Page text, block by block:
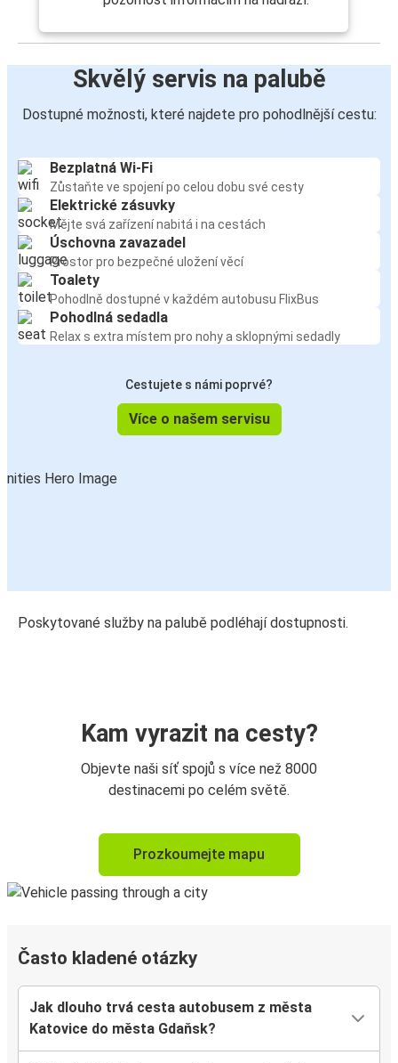
Skvělý servis na palubě
Dostupné možnosti, které najdete pro pohodlnější cestu:
Bezplatná Wi-Fi
Zůstaňte ve spojení po celou dobu své cesty
Elektrické zásuvky
Mějte svá zařízení nabitá i na cestách
Úschovna zavazadel
Prostor pro bezpečné uložení věcí
Toalety
Pohodlně dostupné v každém autobusu FlixBus
Pohodlná sedadla
Relax s extra místem pro nohy a sklopnými sedadly
Cestujete s námi poprvé?
Více o našem servisu
Poskytované služby na palubě podléhají dostupnosti.
Kam vyrazit na cesty?
Objevte naši síť spojů s více než 8000
destinacemi po celém světě.
Prozkoumejte mapu
Často kladené otázky
Jak dlouho trvá cesta autobusem z města
Katovice do města Gdaňsk?